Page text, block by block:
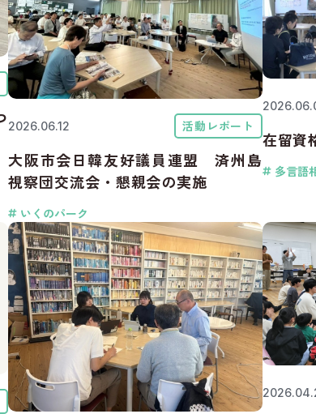
2026.06.12 活動レポート
大阪市会日韓友好議員連盟 済州島
視察団交流会・懇親会の実施
いくのパーク
在留資
多言語